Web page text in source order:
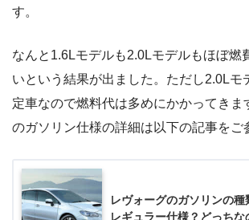
す。
なんと1.6Lモデルも2.0Lモデルもほぼ燃
いという結果が出ました。ただし2.0Lモ
定車なので燃料代は多めにかかってきま
のガソリン仕様の詳細は以下の記事をご
レヴォーグのガソリンの種
レギュラー仕様？どっちな